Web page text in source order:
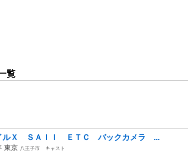
覧
ルＸ ＳＡＩＩ ＥＴＣ バックカメラ ...
東京 八王子市
キャスト